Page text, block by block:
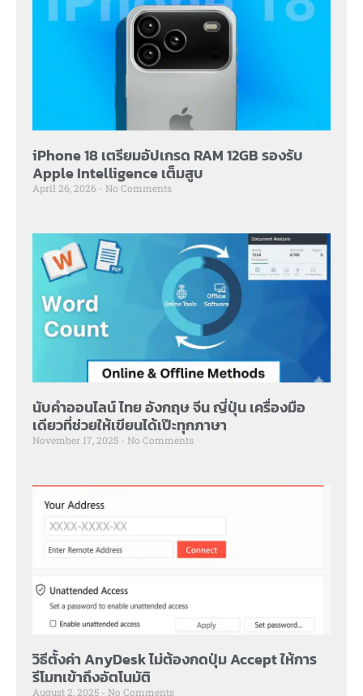
iPhone 18 เตรียมอัปเกรด RAM 12GB รองรับ
Apple Intelligence เต็มสูบ
April 26, 2026 No Comments
นับคำออนไลน์ ไทย อังกฤษ จีน ญี่ปุ่น เครื่องมือ
เดียวที่ช่วยให้เขียนได้เป๊ะทุกภาษา
November 17, 2025 No Comments
วิธีตั้งค่า AnyDesk ไม่ต้องกดปุ่ม Accept ให้การ
รีโมทเข้าถึงอัตโนมัติ
August 2, 2025 No Comments